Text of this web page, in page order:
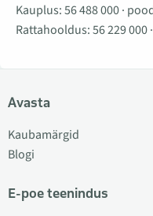
Kauplus:56 488 000·
Rattahooldus:56 229 000·
Avasta
Kaubamärgid
Blogi
E-poe teenindus